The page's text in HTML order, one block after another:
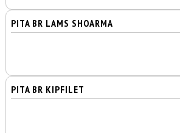
PITA BR LAMS SHOARMA
PITA BR KIPFILET